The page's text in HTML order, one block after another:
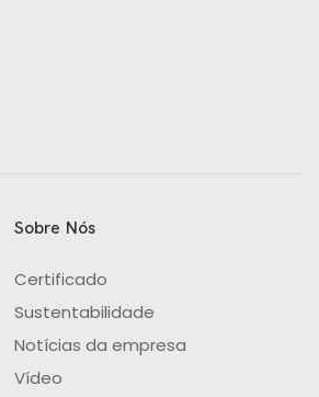
Sobre Nós
Certificado
Sustentabilidade
Notícias da empresa
Vídeo